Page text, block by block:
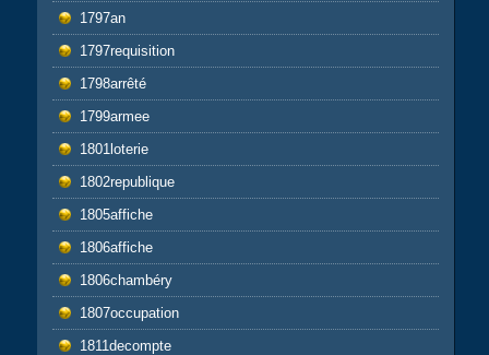
1797an
1797requisition
1798arrêté
1799armee
1801loterie
1802republique
1805affiche
1806affiche
1806chambéry
1807occupation
1811decompte